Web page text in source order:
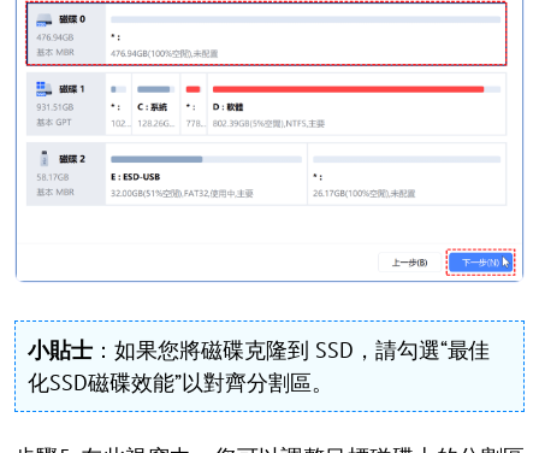
小貼士 ：如果您將磁碟克隆到 SSD，請勾選“最佳
化SSD磁碟效能”以對齊分割區。